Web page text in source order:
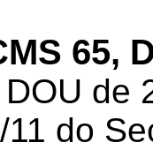
65,
de
do